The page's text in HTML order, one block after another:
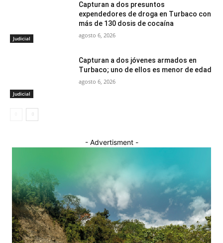
Judicial
Capturan a dos presuntos
expendedores de droga en Turbaco con
más de 130 dosis de cocaína
agosto 6, 2026
Judicial
Capturan a dos jóvenes armados en
Turbaco; uno de ellos es menor de edad
agosto 6, 2026
- Advertisment -